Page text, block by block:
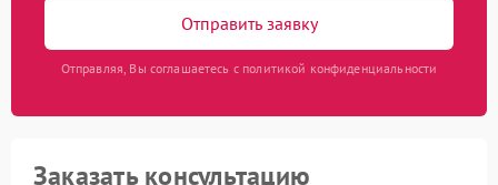
Отправить заявку
Отправляя, Вы соглашаетесь с политикой конфиденциальности
Заказать консультацию